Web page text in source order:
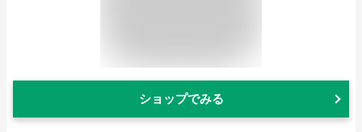
ショップでみる